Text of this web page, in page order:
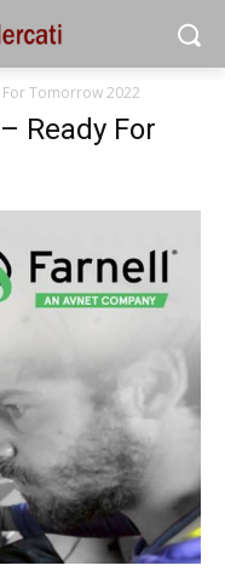
For Tomorrow 2022
Ready For